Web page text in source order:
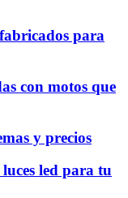
para
con motos que
y precios
led para tu